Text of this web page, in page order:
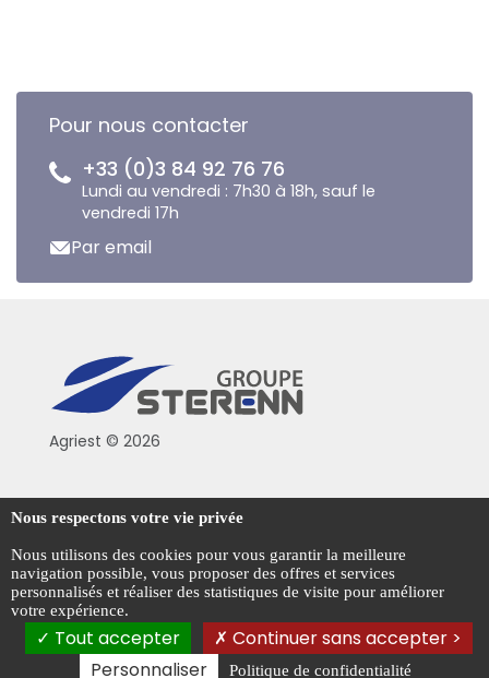
Pour nous contacter
+33 (0)3 84 92 76 76
Lundi au vendredi : 7h30 à 18h, sauf le
vendredi 17h
Par email
Agriest © 2026
Conditions générales de vente
Mentions légales
Politique de confidentialité
Gestion des cookies
Nous respectons votre vie privée
Nous utilisons des cookies pour vous garantir la meilleure
navigation possible, vous proposer des offres et services
personnalisés et réaliser des statistiques de visite pour améliorer
votre expérience.
Tout accepter
Continuer sans accepter >
Personnaliser
Politique de confidentialité